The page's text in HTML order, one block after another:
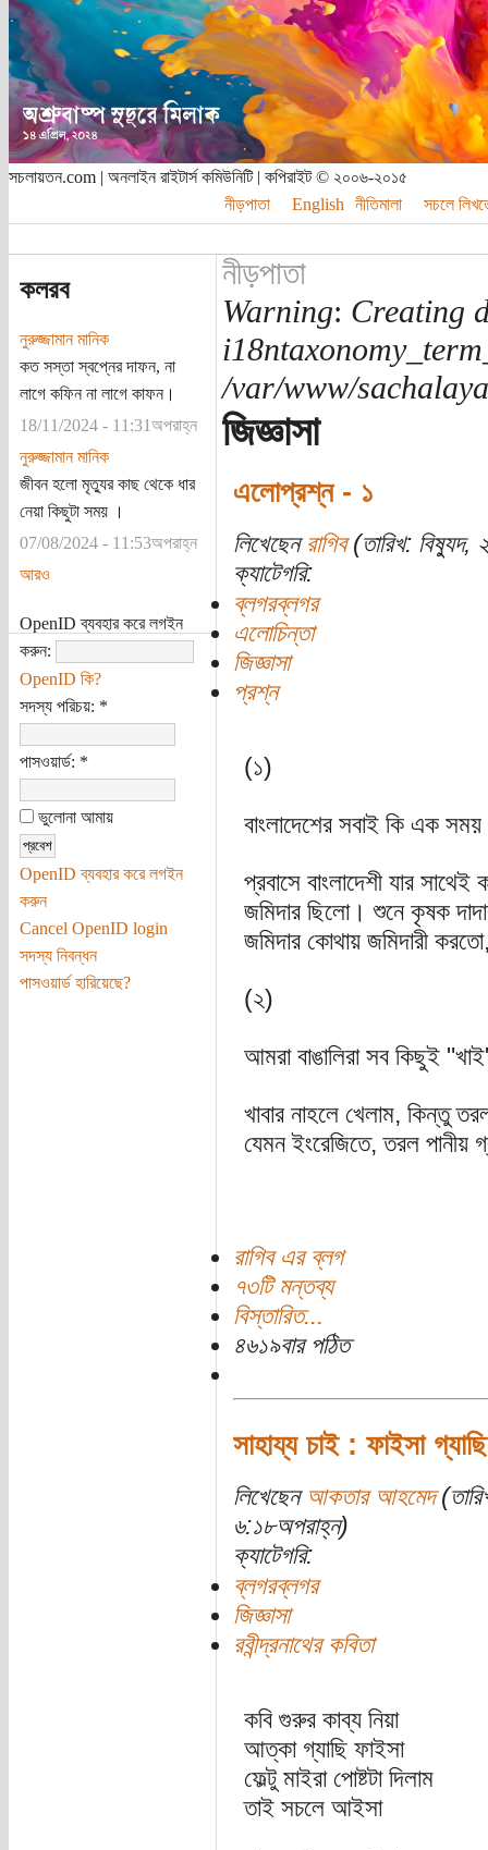
সচলায়তন.com | অনলাইন রাইটার্স কমিউনিটি | কপিরাইট © ২০০৬-২০১৫
নীড়পাতা
English নীতিমালা সচলে
কলরব
নুরুজ্জামান মানিক
কত সস্তা স্বপ্নের দাফন, না
লাগে কফিন না লাগে কাফন।
18/11/2024 - 11:31অপরাহ্ন
নুরুজ্জামান মানিক
জীবন হলো মৃত্যুর কাছ থেকে ধার
নেয়া কিছুটা সময় ।
07/08/2024 - 11:53অপরাহ্ন
আরও
OpenID ব্যবহার করে লগইন
করুন:
OpenID কি?
সদস্য পরিচয়: *
পাসওয়ার্ড: *
ভুলোনা আমায়
OpenID ব্যবহার করে লগইন
করুন
Cancel OpenID login
সদস্য নিবন্ধন
পাসওয়ার্ড হারিয়েছে?
নীড়পাতা
Warning: Creating
/var/www/
জিজ্ঞাসা
এলোপ্রশ্ন - ১
লিখেছেন রাগিব(তারিখ: বিষ্যুদ,
ক্যাটেগরি:
ব্লগরব্লগর
এলোচিন্তা
জিজ্ঞাসা
প্রশ্ন
(১)
বাংলাদেশের সবাই কি এক
প্রবাসে বাংলাদেশী যার
জমিদার ছিলো। শুনে কৃষক
জমিদার কোথায় জমিদারী
(২)
আমরা বাঙালিরা সব কিছুই
খাবার নাহলে খেলাম, কিন্তু
যেমন ইংরেজিতে, তরল পানীয়
রাগিব এর ব্লগ
৭৩টি মন্তব্য
বিস্তারিত...
৪৬১৯বার পঠিত
সাহায্য চাই : ফাইসা গ্যাছি
লিখেছেন আকতার আহমেদ
৬:১৮অপরাহ্ন)
ক্যাটেগরি:
ব্লগরব্লগর
জিজ্ঞাসা
রবীন্দ্রনাথের কবিতা
কবি গুরুর কাব্য নিয়া
আত্কা গ্যাছি ফাইসা
ফেল্টু মাইরা পোষ্টটা দিলাম
তাই সচলে আইসা